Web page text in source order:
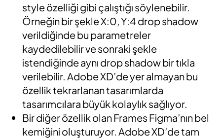
style özelliği gibi çalıştığı söylenebilir.
Örneğin bir şekle X:0, Y:4 drop shadow
verildiğinde bu parametreler
kaydedilebilir ve sonraki şekle
istendiğinde aynı drop shadow bir tıkla
verilebilir. Adobe XD’de yer almayan bu
özellik tekrarlanan tasarımlarda
tasarımcılara büyük kolaylık sağlıyor.
Bir diğer özellik olan Frames Figma’nın bel
kemiğini oluşturuyor. Adobe XD’de tam